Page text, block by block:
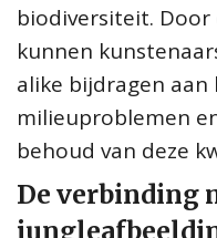
biodiversiteit. Door
kunnen
alike bijdragen
milieuproblemen
behoud van deze
De verbinding